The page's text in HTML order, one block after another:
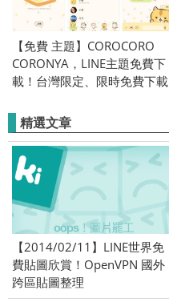
【免費 主題】COROCORO
CORONYA，LINE主題免費下
載！台灣限定、限時免費下載
精選文章
【2014/02/11】LINE世界免
費貼圖欣賞！OpenVPN 國外
跨區貼圖整理